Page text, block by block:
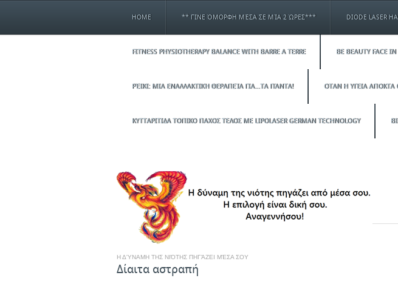
HOME ** ΓΊΝΕ ΌΜΟΡΦΗ ΜΈΣΑ ΣΕ ΜΊΑ 2 ΏΡΕΣ*** DIODE LASER
FITNESS PHYSIOTHERAPY BALANCE WITH BARRE A TERRE BE BEAUTY FACE
ΡΈΙΚΙ: ΜΙΑ ΕΝΑΛΛΑΚΤΙΚΉ ΘΕΡΑΠΕΊΑ ΓΙΑ…ΤΑ ΠΆΝΤΑ! ΟΤΑΝ Η ΥΓΕΙΑ ΑΠΟΚΤΑ
ΚΥΤΤΑΡΙΤΙΔΑ ΤΟΠΙΚΟ ΠΑΧΟΣ ΤΕΛΟΣ ΜΕ LIPOLASER GERMAN TECHNOLOGY
Η ΔΎΝΑΜΗ ΤΗΣ ΝΙΌΤΗΣ ΠΗΓΆΖΕΙ ΜΈΣΑ ΣΟΥ
Δίαιτα αστραπή